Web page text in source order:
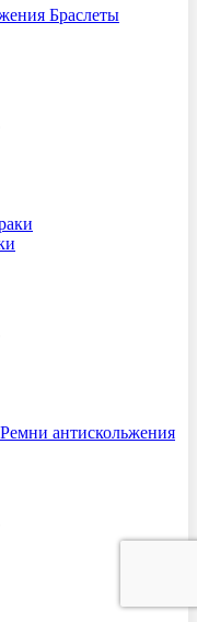
Браслеты
Ремни антискольжения